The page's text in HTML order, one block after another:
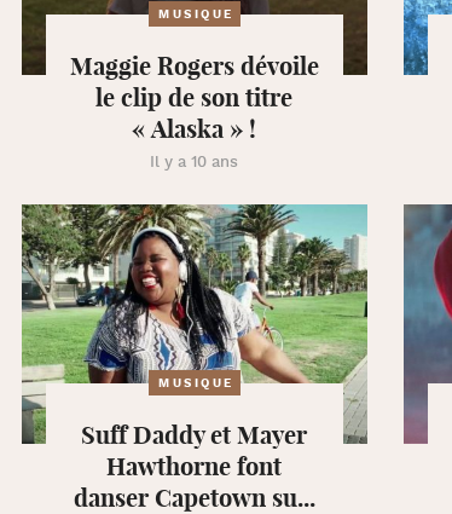
MUSIQUE
Maggie Rogers dévoile
le clip de son titre
« Alaska » !
Il y a 10 ans
MUSIQUE
Suff Daddy et Mayer
Hawthorne font
danser Capetown su...